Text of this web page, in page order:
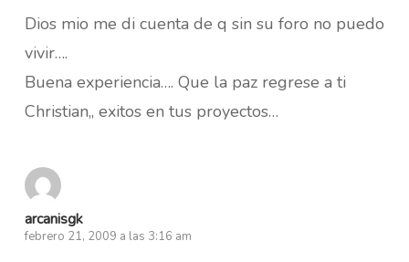
Dios mio me di cuenta de q sin su foro no puedo
vivir….
Buena experiencia…. Que la paz regrese a ti
Christian,, exitos en tus proyectos…
arcanisgk
febrero 21, 2009 a las 3:16 am